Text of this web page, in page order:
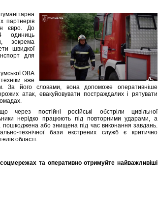
партнерів
євро. До
одиниць
зокрема
швидкої
для
ОВА
вже
За його словами, вона допоможе оперативніше
атак, евакуйовувати постраждалих і рятувати
постійні російські обстріли цивільної
нерідко працюють під повторними ударами, а
пошкоджена або знищена під час виконання завдань.
технічної бази екстрених служб є критично
області.
та оперативно отримуйте найважливіші